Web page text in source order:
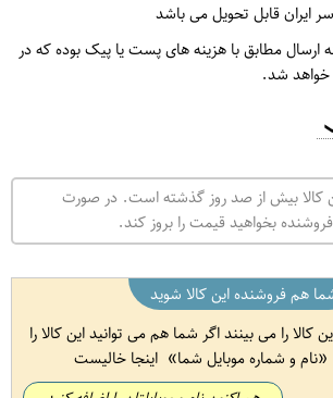
ایران قابل تحویل می باشد
ارسال مطابق با هزینه های پست یا پیک بوده که در
خواهد شد.
کالا بیش از صد روز گذشته است. در صورت
فروشنده بخواهید قیمت را بروز کند.
هم فروشنده این کالا شوید
کالا را می بینند اگر شما هم می توانید این کالا را
نام و شماره موبایل شما اینجا خالیست